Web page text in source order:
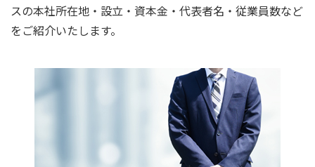
スの本社所在地・設立・資本金・代表者名・従業員数など
をご紹介いたします。